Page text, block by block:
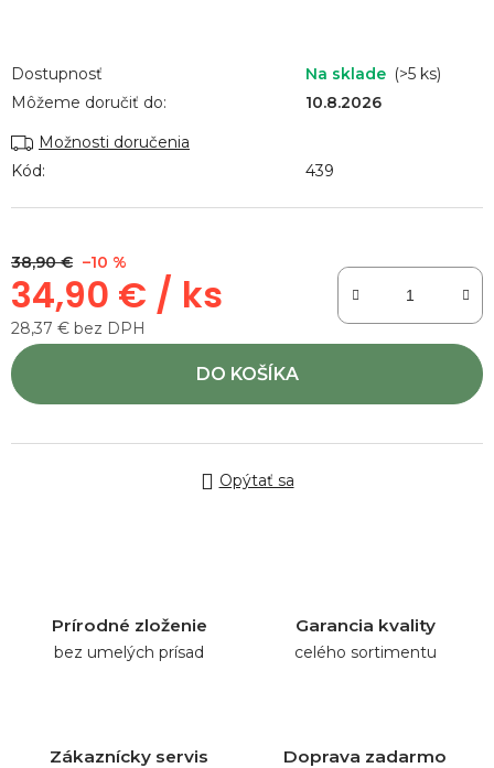
Dostupnosť Na sklade (>5 ks)
Môžeme doručiť do:
10.8.2026
Možnosti doručenia
Kód:
439
38,90 € –10 %
34,90 € / ks
28,37 € bez DPH
Jednotková cena:
DO KOŠÍKA
Opýtať sa
Prírodné zloženie
bez umelých prísad
Garancia kvality
celého sortimentu
Zákaznícky servis Doprava zadarmo